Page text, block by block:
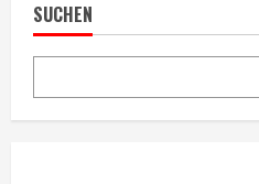
den
Kinos
SUCHEN